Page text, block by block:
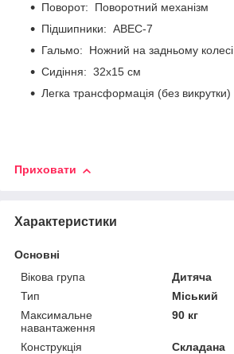
Поворот: Поворотний механізм
Підшипники: ABEC-7
Гальмо: Ножний на задньому колесі
Сидіння: 32х15 см
Легка трансформація (без викрутки)
Приховати
Характеристики
Основні
Вікова група
Дитяча
Тип
Міський
Максимальне
навантаження
90 кг
Конструкція
Складана